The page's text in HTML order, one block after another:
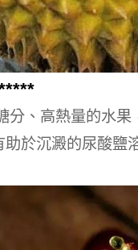
分、高熱量的水
助於沉澱的尿酸鹽